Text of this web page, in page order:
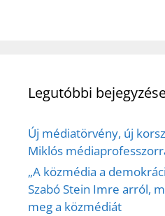
Legutóbbi
Új médiatörvény, új
Miklós
„A közmédia a
Szabó Stein Imre arról,
meg a közmédiát